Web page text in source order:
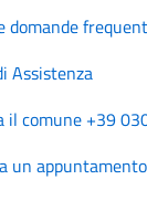
domande
Assistenza
il comune +39
un appuntamento